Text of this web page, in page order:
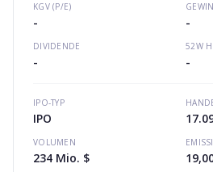
KGV (P/E)
- -
DIVIDENDE
-
52W
-
IPO-TYP
IPO
VOLUMEN
234 Mio. $